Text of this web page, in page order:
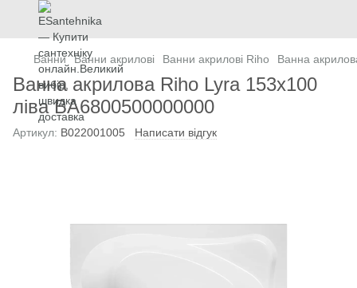
Ванни Ванни акрилові Ванни акрилові Riho Ванна
Ванна акрилова Riho Lyra 153x100
ліва BA6800500000000
Артикул: B022001005 Написати відгук